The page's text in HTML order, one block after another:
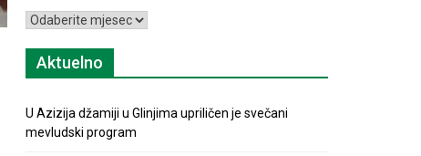
Arhiva
Aktuelno
U Azizija džamiji u Glinjima upriličen je svečani
mevludski program